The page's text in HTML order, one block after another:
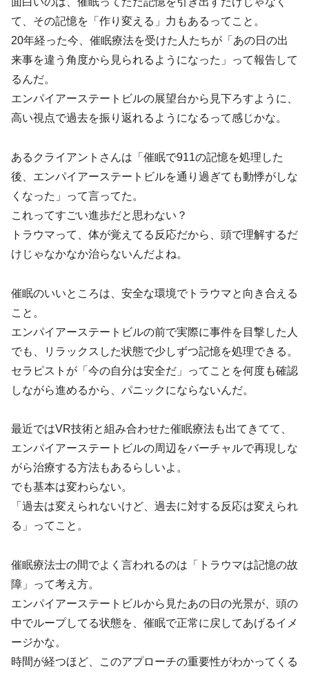
て、その記憶を「作り変える」力もあるってこと。
20年経った今、催眠療法を受けた人たちが「あの日の出
来事を違う角度から見られるようになった」って報告して
るんだ。
エンパイアーステートビルの展望台から見下ろすように、
高い視点で過去を振り返れるようになるって感じかな。
あるクライアントさんは「催眠で911の記憶を処理した
後、エンパイアーステートビルを通り過ぎても動悸がしな
くなった」って言ってた。
これってすごい進歩だと思わない？
トラウマって、体が覚えてる反応だから、頭で理解するだ
けじゃなかなか治らないんだよね。
催眠のいいところは、安全な環境でトラウマと向き合える
こと。
エンパイアーステートビルの前で実際に事件を目撃した人
でも、リラックスした状態で少しずつ記憶を処理できる。
セラピストが「今の自分は安全だ」ってことを何度も確認
しながら進めるから、パニックにならないんだ。
最近ではVR技術と組み合わせた催眠療法も出てきてて、
エンパイアーステートビルの周辺をバーチャルで再現しな
がら治療する方法もあるらしいよ。
でも基本は変わらない。
「過去は変えられないけど、過去に対する反応は変えられ
る」ってこと。
催眠療法士の間でよく言われるのは「トラウマは記憶の故
障」って考え方。
エンパイアーステートビルから見たあの日の光景が、頭の
中でループしてる状態を、催眠で正常に戻してあげるイメ
ージかな。
時間が経つほど、このアプローチの重要性がわかってくる